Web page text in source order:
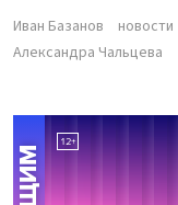
Иван Базанов новости
Александра Чальцева